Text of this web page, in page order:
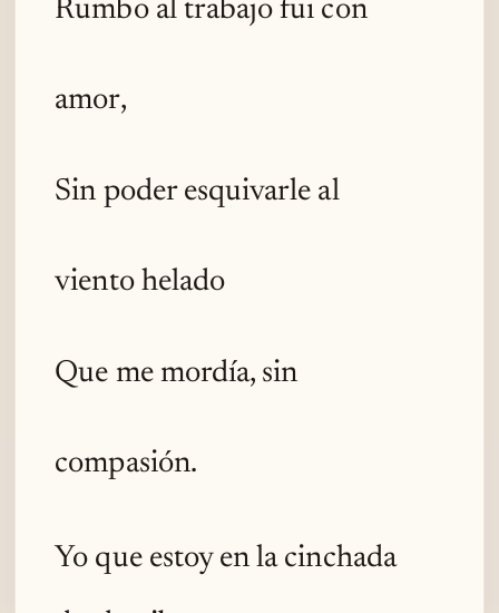
Rumbo al trabajo fui con
amor,
Sin poder esquivarle al
viento helado
Que me mordía, sin
compasión.
Yo que estoy en la cinchada